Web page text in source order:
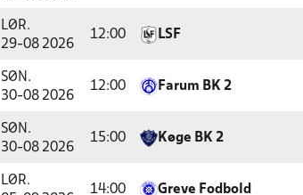
LØR.
29-08 2026
12:00 LSF
SØN.
30-08 2026
12:00 Farum BK 2
SØN.
30-08 2026
15:00 Køge BK 2
LØR.
14:00 Greve Fodbold